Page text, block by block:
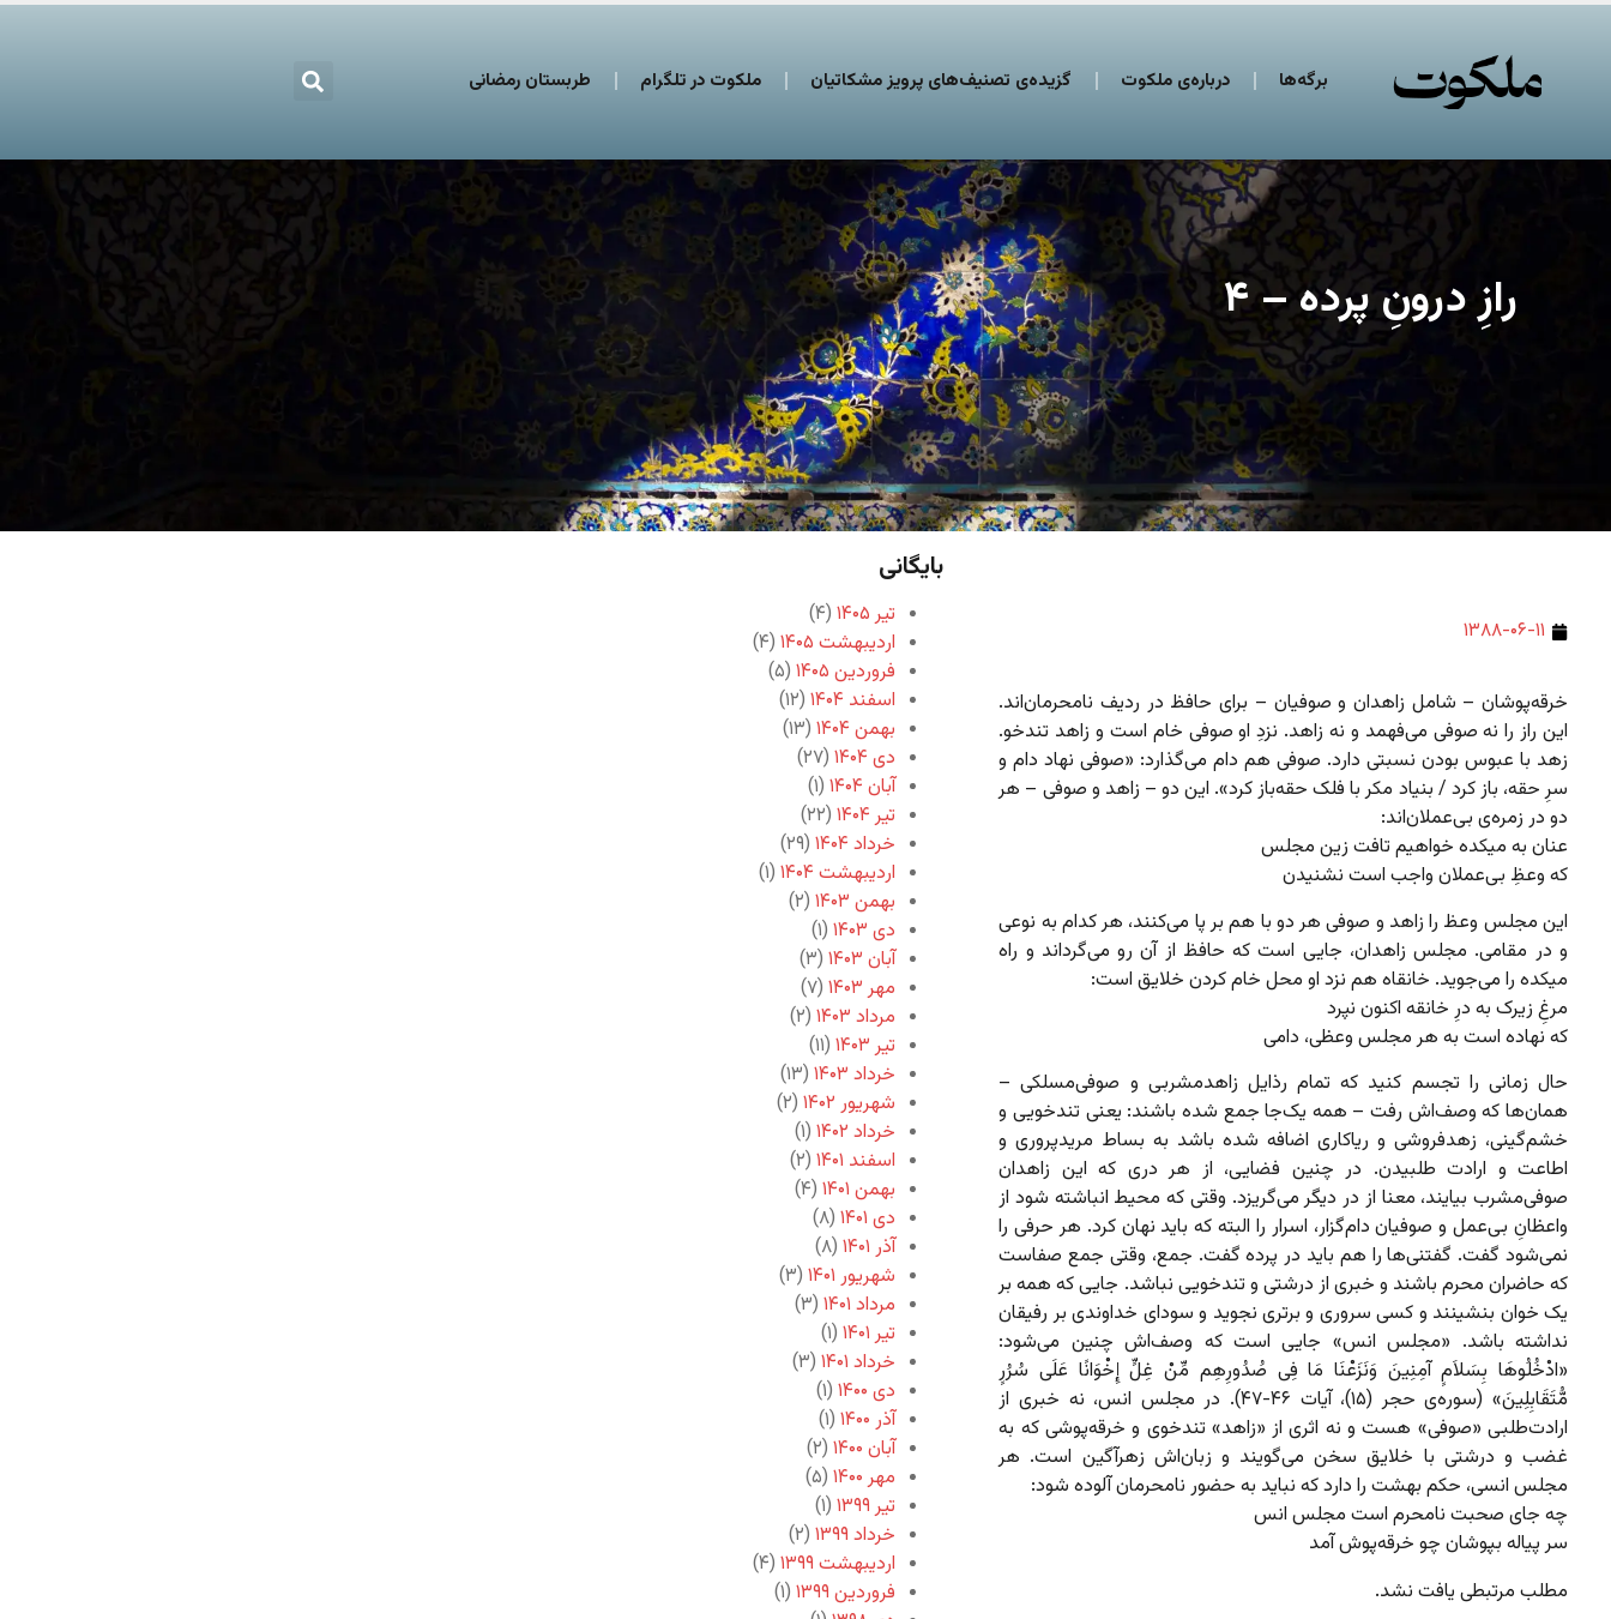
برگه‌ها درباره‌ی ملکوت گزیده‌ی تصنیف‌های پرویز مشکاتیان ملکوت در تلگرام طربستان رمضانی
رازِ درونِ پرده – ۴
۱۳۸۸-۰۶-۱۱
خرقه‌پوشان – شامل زاهدان و صوفیان – برای حافظ در ردیف نامحرمان‌اند.
این راز را نه صوفی می‌فهمد و نه زاهد. نزدِ او صوفی خام است و زاهد تندخو.
زهد با عبوس بودن نسبتی دارد. صوفی هم دام می‌گذارد: «صوفی نهاد دام و
سرِ حقه، باز کرد / بنیاد مکر با فلک حقه‌باز کرد». این دو – زاهد و صوفی – هر
دو در زمره‌ی بی‌عملان‌اند:
عنان به میکده خواهیم تافت زین مجلس
که وعظِ بی‌عملان واجب است نشنیدن
این مجلس وعظ را زاهد و صوفی هر دو با هم بر پا می‌کنند، هر کدام به نوعی
و در مقامی. مجلس زاهدان، جایی است که حافظ از آن رو می‌گرداند و راه
میکده را می‌جوید. خانقاه هم نزد او محل خام کردن خلایق است:
مرغِ زیرک به درِ خانقه اکنون نپرد
که نهاده است به هر مجلس وعظی، دامی
حال زمانی را تجسم کنید که تمام رذایل زاهدمشربی و صوفی‌مسلکی –
همان‌ها که وصف‌اش رفت – همه یک‌جا جمع شده باشند: یعنی تندخویی و
خشم‌گینی، زهدفروشی و ریاکاری اضافه شده باشد به بساط مرید‌پروری و
اطاعت و ارادت طلبیدن. در چنین فضایی، از هر دری که این زاهدان
صوفی‌مشرب بیایند، معنا از در دیگر می‌گریزد. وقتی که محیط انباشته شود از
واعظانِ بی‌عمل و صوفیان دام‌گزار، اسرار را البته که باید نهان کرد. هر حرفی را
نمی‌شود گفت. گفتنی‌ها را هم باید در پرده گفت. جمع، وقتی جمع صفاست
که حاضران محرم باشند و خبری از درشتی و تندخویی نباشد. جایی که همه بر
یک خوان بنشینند و کسی سروری و برتری نجوید و سودای خداوندی بر رفیقان
نداشته باشد. «مجلس انس» جایی است که وصف‌اش چنین می‌شود:
«ادْخُلُوهَا بِسَلاَمٍ آمِنِینَ وَنَزَعْنَا مَا فِی صُدُورِهِم مِّنْ غِلٍّ إِخْوَانًا عَلَى سُرُرٍ
مُّتَقَابِلِینَ» (سوره‌ی حجر (۱۵)، آیات ۴۶-۴۷). در مجلس انس، نه خبری از
ارادت‌طلبی «صوفی» هست و نه اثری از «زاهد» تندخوی و خرقه‌پوشی که به
غضب و درشتی با خلایق سخن می‌گویند و زبان‌اش زهرآگین است. هر
مجلس انسی، حکم بهشت را دارد که نباید به حضور نامحرمان آلوده شود:
چه جای صحبت نامحرم است مجلس انس
سر پیاله بپوشان چو خرقه‌پوش آمد
مطلب مرتبطی یافت نشد.
بایگانی
تیر ۱۴۰۵
(۴)
اردیبهشت ۱۴۰۵
(۴)
فروردین ۱۴۰۵
(۵)
اسفند ۱۴۰۴
(۱۲)
بهمن ۱۴۰۴
(۱۳)
دی ۱۴۰۴
(۲۷)
آبان ۱۴۰۴
(۱)
تیر ۱۴۰۴
(۲۲)
خرداد ۱۴۰۴
(۲۹)
اردیبهشت ۱۴۰۴
(۱)
بهمن ۱۴۰۳
(۲)
دی ۱۴۰۳
(۱)
آبان ۱۴۰۳
(۳)
مهر ۱۴۰۳
(۷)
مرداد ۱۴۰۳
(۲)
تیر ۱۴۰۳
(۱۱)
خرداد ۱۴۰۳
(۱۳)
شهریور ۱۴۰۲
(۲)
خرداد ۱۴۰۲
(۱)
اسفند ۱۴۰۱
(۲)
بهمن ۱۴۰۱
(۴)
دی ۱۴۰۱
(۸)
آذر ۱۴۰۱
(۸)
شهریور ۱۴۰۱
(۳)
مرداد ۱۴۰۱
(۳)
تیر ۱۴۰۱
(۱)
خرداد ۱۴۰۱
(۳)
دی ۱۴۰۰
(۱)
آذر ۱۴۰۰
(۱)
آبان ۱۴۰۰
(۲)
مهر ۱۴۰۰
(۵)
تیر ۱۳۹۹
(۱)
خرداد ۱۳۹۹
(۲)
اردیبهشت ۱۳۹۹
(۴)
فروردین ۱۳۹۹
(۱)